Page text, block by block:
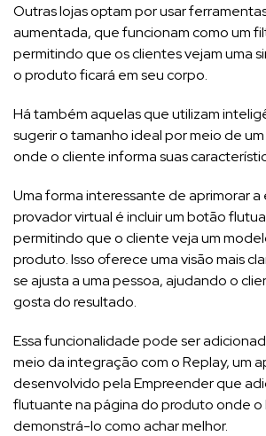
Outras lojas optam por usar
aumentada, que funcionam como um
permitindo que os clientes vejam uma
o produto ficará em seu corpo.
Há também aquelas que utilizam
sugerir o tamanho ideal por meio de
onde o cliente informa suas
Uma forma interessante de aprimorar
provador virtual é incluir um botão
permitindo que o cliente veja um
produto. Isso oferece uma visão mais
se ajusta a uma pessoa, ajudando o
gosta do resultado.
Essa funcionalidade pode ser
meio da integração com o Replay, um
desenvolvido pela Empreender que
flutuante na página do produto onde o
demonstrá-lo como achar melhor.